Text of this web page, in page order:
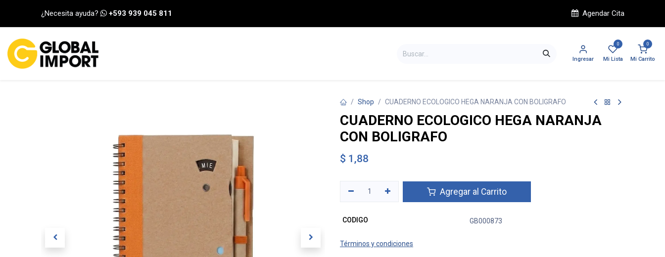
¿Necesita ayuda? +593 939 045 811 Agendar Cita
Ingresar
0
Mi Lista
0
Mi Carrito
Shop CUADERNO ECOLOGICO HEGA NARANJA CON BOLIGRAFO
CUADERNO ECOLOGICO HEGA NARANJA
CON BOLIGRAFO
$ 1,88
Agregar al Carrito
CODIGO GB000873
Términos y condiciones